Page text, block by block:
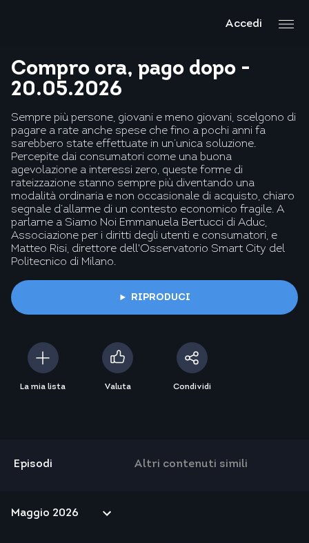
Accedi
Compro ora, pago dopo -
20.05.2026
Sempre più persone, giovani e meno giovani, scelgono di
pagare a rate anche spese che fino a pochi anni fa
sarebbero state effettuate in un’unica soluzione.
Percepite dai consumatori come una buona
agevolazione a interessi zero, queste forme di
rateizzazione stanno sempre più diventando una
modalità ordinaria e non occasionale di acquisto, chiaro
segnale d’allarme di un contesto economico fragile. A
parlarne a Siamo Noi Emmanuela Bertucci di Aduc,
Associazione per i diritti degli utenti e consumatori, e
Matteo Risi, direttore dell'Osservatorio Smart City del
Politecnico di Milano.
RIPRODUCI
La mia lista Valuta Condividi
Episodi Altri contenuti simili